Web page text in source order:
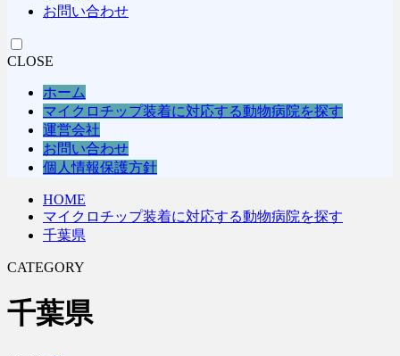
お問い合わせ
CLOSE
ホーム
マイクロチップ装着に対応する動物病院を探す
運営会社
お問い合わせ
個人情報保護方針
HOME
マイクロチップ装着に対応する動物病院を探す
千葉県
CATEGORY
千葉県